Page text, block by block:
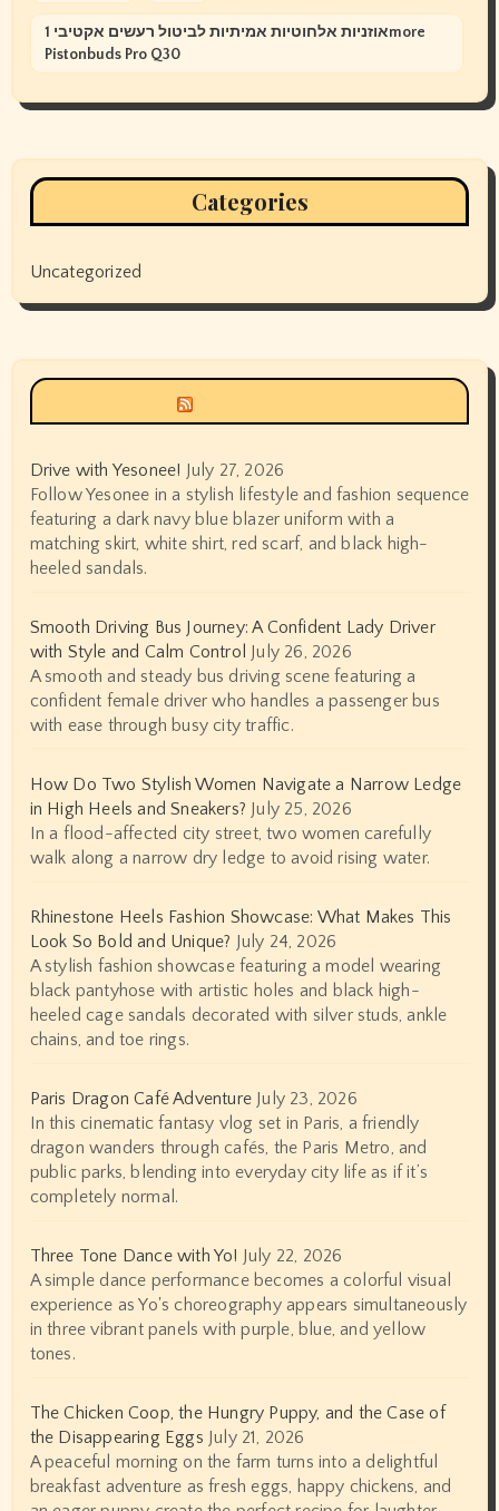
אוזניות אלחוטיות אמיתיות לביטול רעשים אקטיבי 1more
Pistonbuds Pro Q30
Categories
Uncategorized
Drive with Yesonee!
July 27, 2026
Follow Yesonee in a stylish lifestyle and fashion sequence
featuring a dark navy blue blazer uniform with a
matching skirt, white shirt, red scarf, and black high-
heeled sandals.
Smooth Driving Bus Journey: A Confident Lady Driver
with Style and Calm Control
July 26, 2026
A smooth and steady bus driving scene featuring a
confident female driver who handles a passenger bus
with ease through busy city traffic.
How Do Two Stylish Women Navigate a Narrow Ledge
in High Heels and Sneakers? July 25, 2026
In a flood-affected city street, two women carefully
walk along a narrow dry ledge to avoid rising water.
Rhinestone Heels Fashion Showcase: What Makes This
Look So Bold and Unique?
July 24, 2026
A stylish fashion showcase featuring a model wearing
black pantyhose with artistic holes and black high-
heeled cage sandals decorated with silver studs, ankle
chains, and toe rings.
Paris Dragon Café Adventure July 23, 2026
In this cinematic fantasy vlog set in Paris, a friendly
dragon wanders through cafés, the Paris Metro, and
public parks, blending into everyday city life as if it’s
completely normal.
Three Tone Dance with Yo!
July 22, 2026
A simple dance performance becomes a colorful visual
experience as Yo's choreography appears simultaneously
in three vibrant panels with purple, blue, and yellow
tones.
The Chicken Coop, the Hungry Puppy, and the Case of
the Disappearing Eggs July 21, 2026
A peaceful morning on the farm turns into a delightful
breakfast adventure as fresh eggs, happy chickens, and